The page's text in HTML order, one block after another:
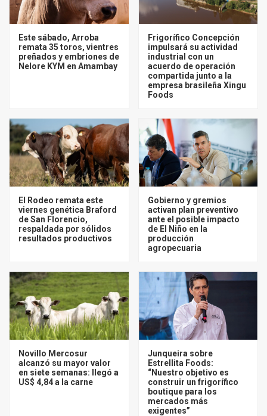
Este sábado, Arroba
remata 35 toros, vientres
preñados y embriones de
Nelore KYM en Amambay
Frigorífico Concepción
impulsará su actividad
industrial con un
acuerdo de operación
compartida junto a la
empresa brasileña Xingu
Foods
El Rodeo remata este
viernes genética Braford
de San Florencio,
respaldada por sólidos
resultados productivos
Gobierno y gremios
activan plan preventivo
ante el posible impacto
de El Niño en la
producción
agropecuaria
Novillo Mercosur
alcanzó su mayor valor
en siete semanas: llegó a
US$ 4,84 a la carne
Junqueira sobre
Estrellita Foods:
“Nuestro objetivo es
construir un frigorífico
boutique para los
mercados más
exigentes”